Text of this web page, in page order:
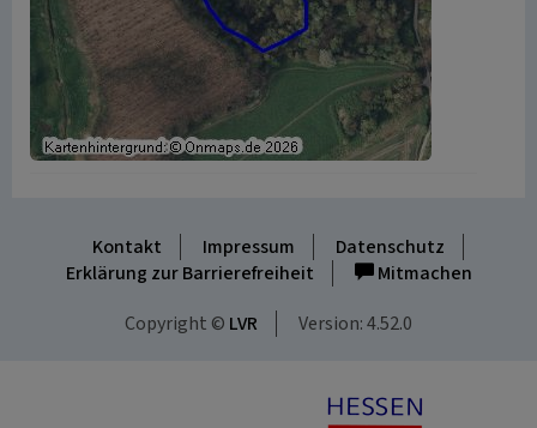
Kontakt Impressum
Datenschutz
Erklärung zur Barrierefreiheit
Mitmachen
Copyright © LVR Version: 4.52.0